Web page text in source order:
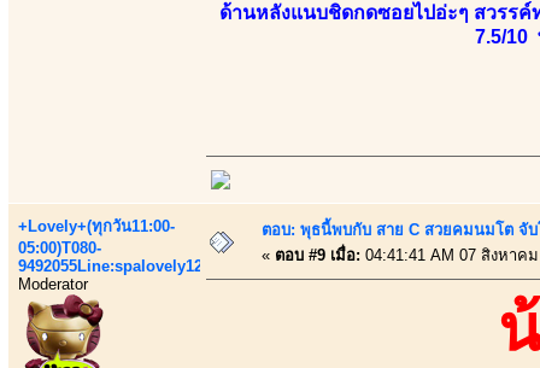
ด้านหลังแนบชิดกดซอยไปอ่ะๆ สวรร
7.5/10
+Lovely+(ทุกวัน11:00-
05:00)T080-
9492055Line:spalovely123
Moderator
ตอบ: พุธนี้พบกับ สาย C สวยคมนมโต จั
« ตอบ #9 เมื่อ: 04:41:41 AM 07 สิงหาค